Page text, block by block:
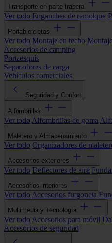
Transporte en parte trasera
Ver todo Enganches de remolque
Portabicicletas
Ver todo Montaje en techo
Accesorios de camping
Portaesquís
Separadores de carga
Vehículos comerciales
Seguridad y Confort
Alfombrillas
Ver todo Alfombrillas de goma
Maletero y Almacenamiento
Ver todo Organizadores de
Accesorios exteriores
Ver todo Deflectores de aire
Accesorios interiores
Ver todo Accesorios furgoneta
Multimedia y Tecnología
Ver todo Accesorios para móvil
Accesorios de seguridad